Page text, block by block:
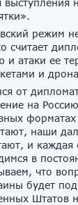
режим
считает
и атаки ее
и
от
на
наши
и
в
что
будет
Штатов